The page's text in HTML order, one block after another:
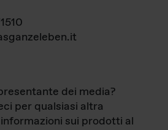
dei media?
per qualsiasi altra
sui prodotti al